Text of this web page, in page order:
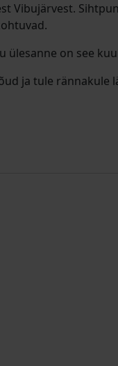
Vibujärvest.
ülesanne on see
ja tule rännakule